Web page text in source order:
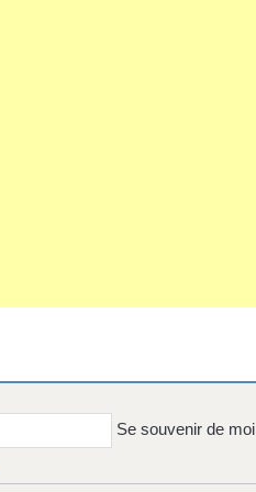
Se souvenir de moi